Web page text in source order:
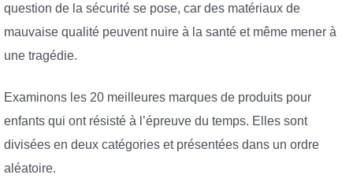
question de la sécurité se pose, car des matériaux de
mauvaise qualité peuvent nuire à la santé et même mener à
une tragédie.
Examinons les 20 meilleures marques de produits pour
enfants qui ont résisté à l’épreuve du temps. Elles sont
divisées en deux catégories et présentées dans un ordre
aléatoire.